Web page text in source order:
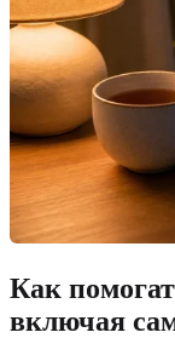
Как
включая